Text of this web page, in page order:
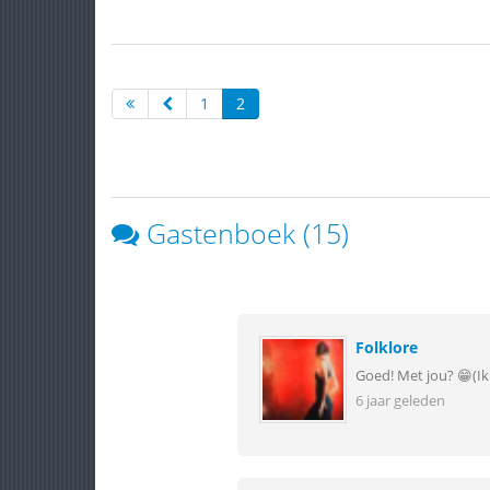
1 2
Gastenboek (15)
Folklore
Goed! Met jou?
6 jaar geleden